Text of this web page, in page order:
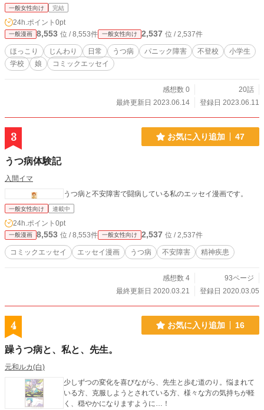
一般女性向け 完結
24h.ポイント 0pt
一般漫画 8,553 位 / 8,553件 一般女性向け 2,537 位 / 2,537件
ほっこり じんわり 日常 うつ病 パニック障害 不登校
小学生
学校
娘 コミックエッセイ
感想数 0
20話
最終更新日 2023.06.14
登録日 2023.06.11
3 お気に入り追加 47
うつ病体験記
入間イマ
うつ病と不安障害で闘病している私のエッセイ漫画です。
一般女性向け 連載中
24h.ポイント 0pt
一般漫画 8,553 位 / 8,553件 一般女性向け 2,537 位 / 2,537件
コミックエッセイ エッセイ漫画 うつ病 不安障害 精神疾患
感想数 4
93ページ
最終更新日 2020.03.21
登録日 2020.03.05
4 お気に入り追加 16
躁うつ病と、私と、先生。
元和ルカ(白)
少しずつの変化を喜びながら、先生と歩む道のり。悩まれて
いる方、克服しようとされている方、様々な方の気持ちが軽
く、穏やかになりますように…！